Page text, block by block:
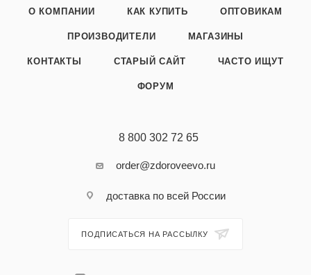
О КОМПАНИИ КАК КУПИТЬ ОПТОВИКАМ
ПРОИЗВОДИТЕЛИ МАГАЗИНЫ
КОНТАКТЫ СТАРЫЙ САЙТ ЧАСТО ИЩУТ
ФОРУМ
8 800 302 72 65
order@zdoroveevo.ru
доставка по всей России
ПОДПИСАТЬСЯ НА РАССЫЛКУ